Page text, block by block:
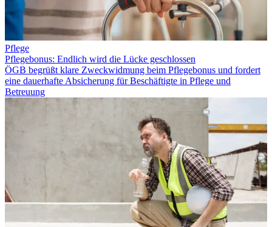
Pflege
Pflegebonus: Endlich wird die Lücke geschlossen
ÖGB begrüßt klare Zweckwidmung beim Pflegebonus und fordert
eine dauerhafte Absicherung für Beschäftigte in Pflege und
Betreuung